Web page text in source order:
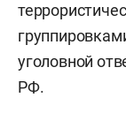
уголовной
РФ.